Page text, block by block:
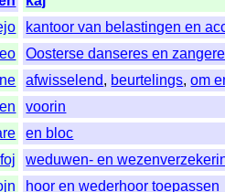
kantoor van belastingen en
Oosterse danseres en
afwisselend, beurtelings,om
voorin
en bloc
weduwen- en
hoor en wederhoor toepassen